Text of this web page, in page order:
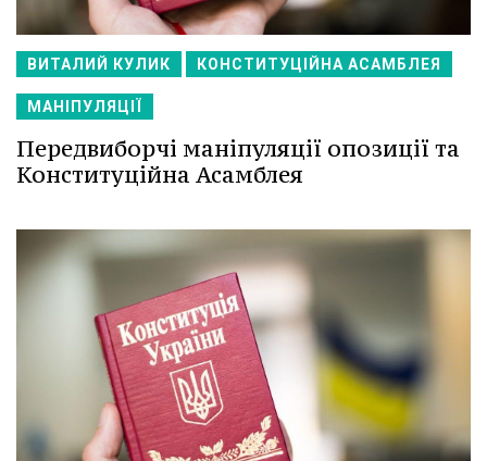
ВИТАЛИЙ КУЛИК КОНСТИТУЦІЙНА АСАМБЛЕЯ
МАНІПУЛЯЦІЇ
Передвиборчі маніпуляції опозиції та
Конституційна Асамблея